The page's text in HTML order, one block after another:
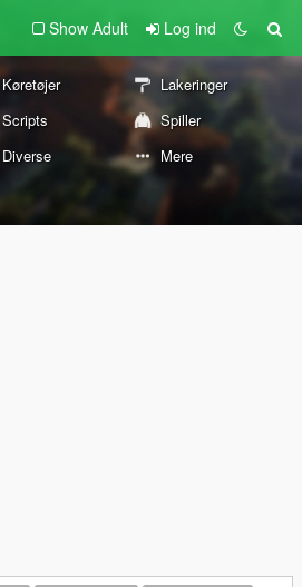
Show Adult Log ind
Køretøjer
Lakeringer
Scripts
Spiller
Diverse Mere